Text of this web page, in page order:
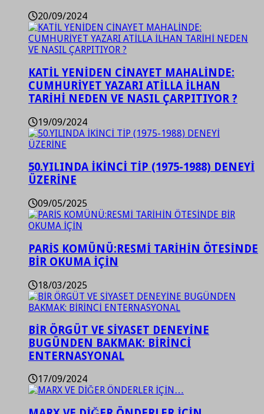
20/09/2024
KATİL YENİDEN CİNAYET MAHALİNDE:
CUMHURİYET YAZARI ATİLLA İLHAN
TARİHİ NEDEN VE NASIL ÇARPITIYOR ?
19/09/2024
50.YILINDA İKİNCİ TİP (1975-1988) DENEYİ
ÜZERİNE
09/05/2025
PARİS KOMÜNÜ:RESMİ TARİHİN ÖTESİNDE
BİR OKUMA İÇİN
18/03/2025
BİR ÖRGÜT VE SİYASET DENEYİNE
BUGÜNDEN BAKMAK: BİRİNCİ
ENTERNASYONAL
17/09/2024